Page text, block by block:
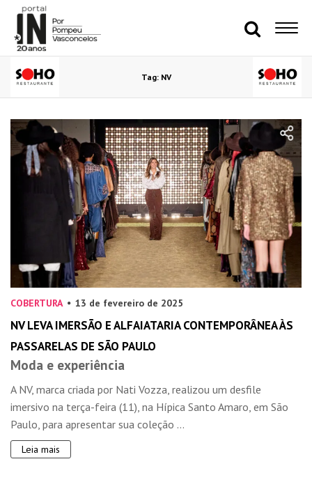
Tag: NV
COBERTURA 13 de fevereiro de 2025
NV LEVA IMERSÃO E ALFAIATARIA CONTEMPORÂNEA ÀS
PASSARELAS DE SÃO PAULO
Moda e experiência
A NV, marca criada por Nati Vozza, realizou um desfile
imersivo na terça-feira (11), na Hípica Santo Amaro, em São
Paulo, para apresentar sua coleção ...
Leia mais